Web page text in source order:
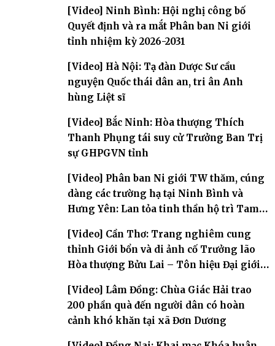
[Video] Ninh Bình: Hội nghị công bố
Quyết định và ra mắt Phân ban Ni giới
tỉnh nhiệm kỳ 2026-2031
[Video] Hà Nội: Tạ đàn Dược Sư cầu
nguyện Quốc thái dân an, tri ân Anh
hùng Liệt sĩ
[Video] Bắc Ninh: Hòa thượng Thích
Thanh Phụng tái suy cử Trưởng Ban Trị
sự GHPGVN tỉnh
[Video] Phân ban Ni giới TW thăm, cúng
dàng các trường hạ tại Ninh Bình và
Hưng Yên: Lan tỏa tinh thần hộ trì Tam
[Video] Cần Thơ: Trang nghiêm cung
thỉnh Giới bổn và di ảnh cố Trưởng lão
Hòa thượng Bửu Lai – Tôn hiệu Đại giới
[Video] Lâm Đồng: Chùa Giác Hải trao
200 phần quà đến người dân có hoàn
cảnh khó khăn tại xã Đơn Dương